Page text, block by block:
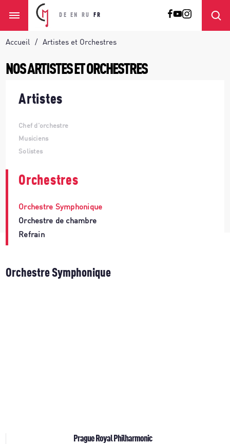
DE EN RU FR
Accueil Artistes et Orchestres
NOS ARTISTES ET ORCHESTRES
Artistes
Chef d'orchestre
Musiciens
Solistes
Orchestres
Orchestre Symphonique
Orchestre de chambre
Refrain
Orchestre Symphonique
Prague Royal Philharmonic